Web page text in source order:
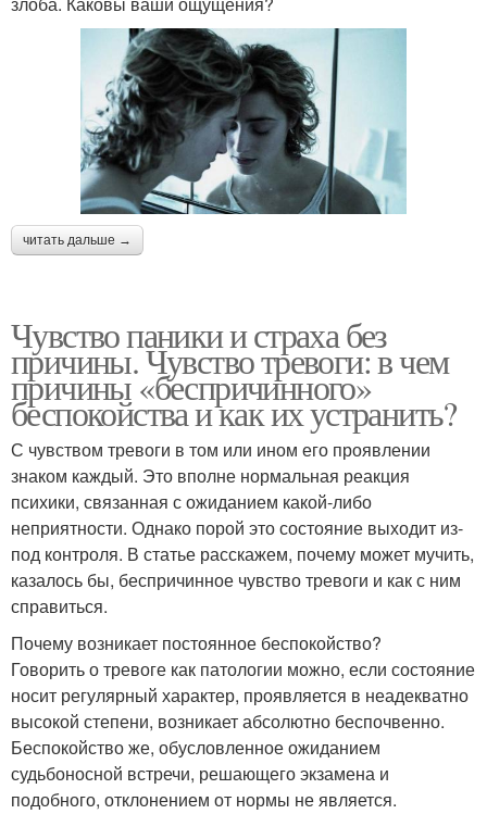
читать дальше →
Чувство паники и страха без
причины. Чувство тревоги: в чем
причины «беспричинного»
беспокойства и как их устранить?
С чувством тревоги в том или ином его проявлении
знаком каждый. Это вполне нормальная реакция
психики, связанная с ожиданием какой-либо
неприятности. Однако порой это состояние выходит из-
под контроля. В статье расскажем, почему может мучить,
казалось бы, беспричинное чувство тревоги и как с ним
справиться.
Почему возникает постоянное беспокойство?
Говорить о тревоге как патологии можно, если состояние
носит регулярный характер, проявляется в неадекватно
высокой степени, возникает абсолютно беспочвенно.
Беспокойство же, обусловленное ожиданием
судьбоносной встречи, решающего экзамена и
подобного, отклонением от нормы не является.